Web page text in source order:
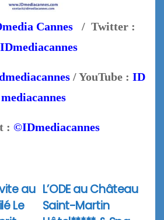
Cannes/ Twitter :
/ YouTube : ID
mediacannes
: ©IDmediacannes
L’ODE au Château
Saint-Martin
au
Le